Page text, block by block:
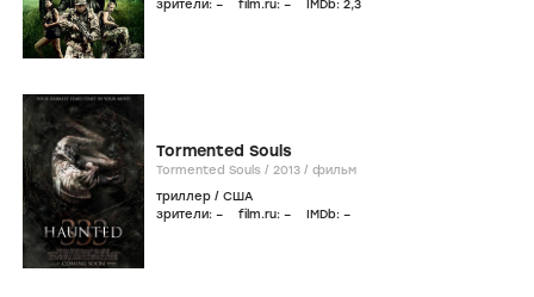
зрители: – film.ru: – IMDb: 2,3
Tormented Souls
Tormented Souls / 2013 / фильм
триллер / США
зрители: – film.ru: – IMDb: –